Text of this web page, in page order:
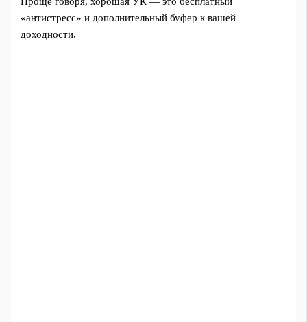
«антистресс» и дополнительный буфер к вашей
доходности.